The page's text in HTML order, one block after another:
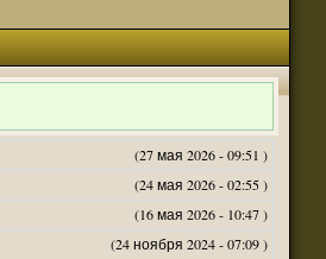
(27 мая 2026 - 09:51 )
(24 мая 2026 - 02:55 )
(16 мая 2026 - 10:47 )
(24 ноября 2024 - 07:09 )